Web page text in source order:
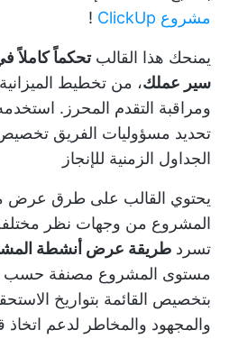
مشروع ClickUp
!
يمنحك هذا القالبتحكماً
سير عملك، من تخطيط الميزانية
ومراقبة التقدم المحرز.
تحديد مسؤوليات الفريق تخصيص
الجداول الزمنية للإنجاز
يحتوي القالب على طرق عرض
المشروع من وجهات نظر
تسرد طريقة عرض أنشطة
مستوى المشروع مصنفة حسب
بتخصيص القائمة بتواريخ
والمجهود والمخاطر لدعم